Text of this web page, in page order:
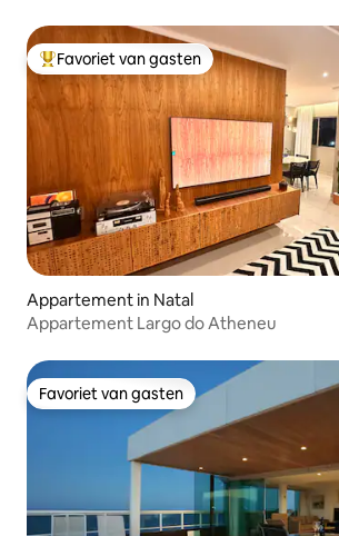
Topfavoriet van gasten
Favoriet van gasten
Appartement in Natal
Appartement Largo do Atheneu
Favoriet van gasten
Favoriet van gasten